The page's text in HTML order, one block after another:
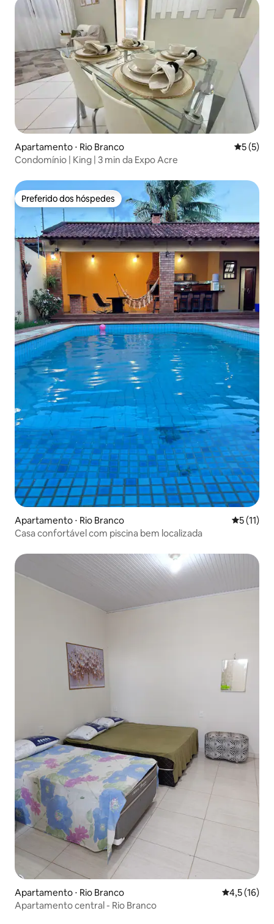
Apartamento ⋅ Rio Branco 5 de
5 (5)
Condomínio | King | 3 min da Expo Acre
Preferido dos hóspedes
Preferido dos hóspedes
Apartamento ⋅ Rio Branco 5 de uma
5 (11)
Casa confortável com piscina bem localizada
Apartamento ⋅ Rio Branco 4,5 de uma
4,5 (16)
Apartamento central - Rio Branco